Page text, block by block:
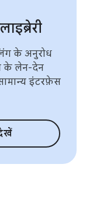
के अनुरोध
के लेन-देन
इंटरफ़ेस